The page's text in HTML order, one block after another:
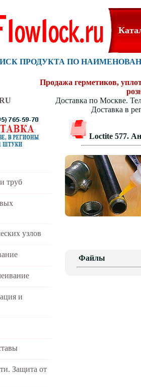
ПРОДУКТА ПО
Продажа герметиков,
Доставка по Москве.
Доставка в
труб
узлов
и
Защита от
Loctite 577.
Файлы